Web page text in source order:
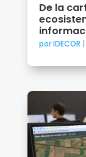
De la
porIDECOR |